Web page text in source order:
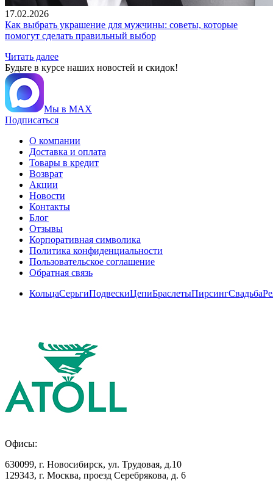
17.02.2026
Как выбрать украшение для мужчины: советы, которые
помогут сделать правильный выбор
Читать далее
Будьте в курсе наших новостей и скидок!
Мы в MAX
Подписаться
О компании
Доставка и оплата
Товары в кредит
Возврат
Акции
Новости
Контакты
Блог
Отзывы
Корпоративная символика
Политика конфиденциальности
Пользовательское соглашение
Обратная связь
КольцаСерьгиПодвескиЦепиБраслетыПирсингСвадьба
Офисы:
630099, г. Новосибирск, ул. Трудовая, д.10
129343, г. Москва, проезд Серебрякова, д. 6